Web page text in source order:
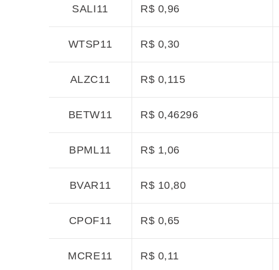
SALI11 R$ 0,96
WTSP11 R$ 0,30
ALZC11 R$ 0,115
BETW11 R$ 0,46296
BPML11 R$ 1,06
BVAR11 R$ 10,80
CPOF11 R$ 0,65
MCRE11 R$ 0,11